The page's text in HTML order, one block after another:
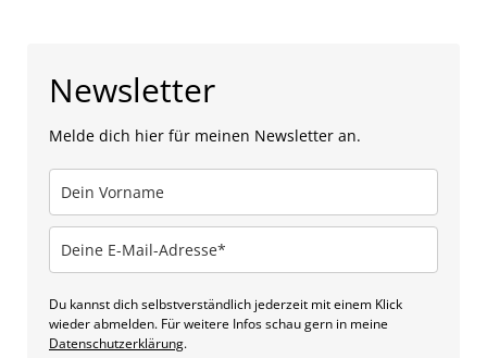
Newsletter
Melde dich hier für meinen Newsletter an.
Du kannst dich selbstverständlich jederzeit mit einem Klick
wieder abmelden. Für weitere Infos schau gern in meine
Datenschutzerklärung.